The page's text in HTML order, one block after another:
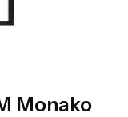
Monako